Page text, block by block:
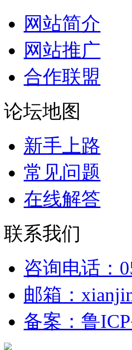
网站简介
网站推广
合作联盟
论坛地图
新手上路
常见问题
在线解答
联系我们
咨询电话：
邮箱：
备案：鲁